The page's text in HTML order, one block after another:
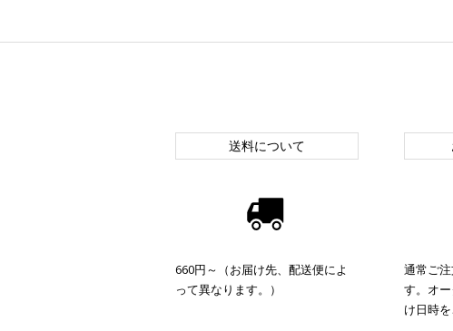
送料について
660円～（お届け先、配送便によ
って異なります。）
通常ご
す。オ
け日時を